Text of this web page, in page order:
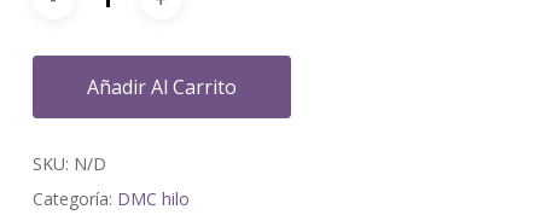
Añadir Al Carrito
SKU: N/D
Categoría: DMC hilo